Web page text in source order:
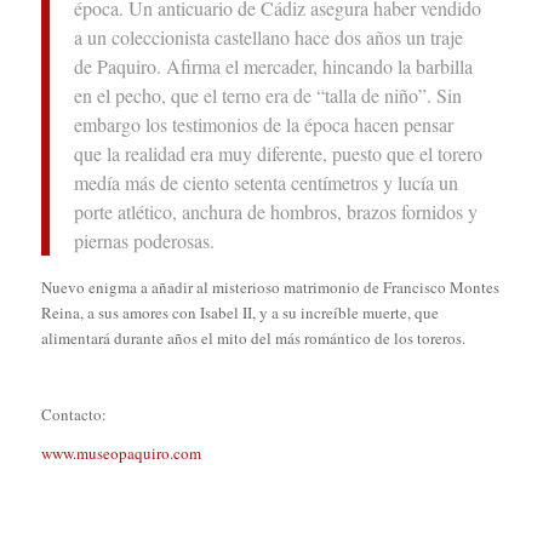
época. Un anticuario de Cádiz asegura haber vendido
a un coleccionista castellano hace dos años un traje
de Paquiro. Afirma el mercader, hincando la barbilla
en el pecho, que el terno era de “talla de niño”. Sin
embargo los testimonios de la época hacen pensar
que la realidad era muy diferente, puesto que el torero
medía más de ciento setenta centímetros y lucía un
porte atlético, anchura de hombros, brazos fornidos y
piernas poderosas.
Nuevo enigma a añadir al misterioso matrimonio de Francisco Montes
Reina, a sus amores con Isabel II, y a su increíble muerte, que
alimentará durante años el mito del más romántico de los toreros.
Contacto:
www.museopaquiro.com